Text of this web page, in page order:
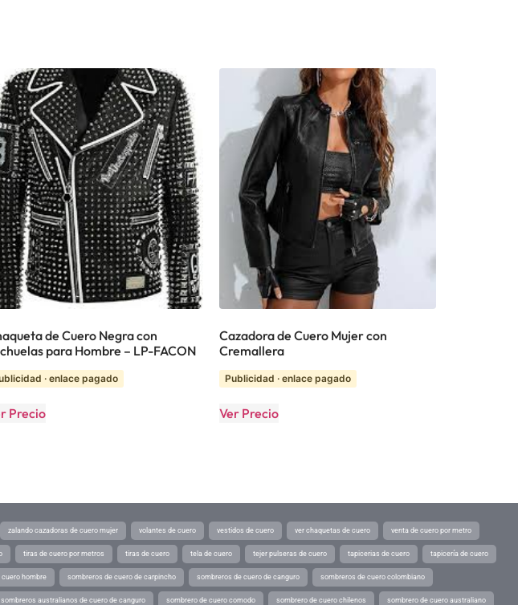
de Cuero Negra con
para Hombre – LP-FACON
· enlace pagado
Precio
Cazadora de Cuero Mujer con
Cremallera
Publicidad · enlace pagado
Ver Precio
zalando cazadoras de cuero mujer volantes de cuero vestidos de cuero ver chaquetas de cuero venta de cuero por metro
tiras de cuero por metros tiras de cuero tela de cuero tejer pulseras de cuero tapicerias de cuero tapicería de cuero
hombre sombreros de cuero de carpincho sombreros de cuero de canguro sombreros de cuero colombiano
sombreros australianos de cuero de canguro sombrero de cuero comodo sombrero de cuero chilenos sombrero de cuero australiano